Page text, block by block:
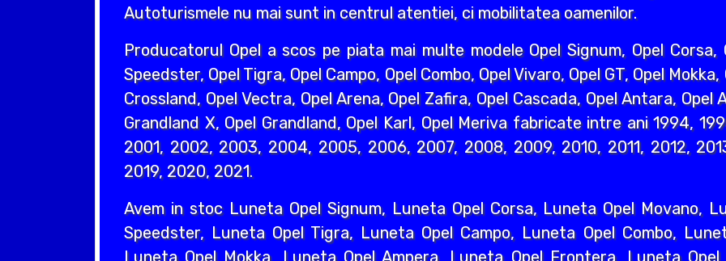
Autoturismele nu mai sunt in centrul atentiei, ci mobilitatea oamenilor.
Producatorul Opel a scos pe piata mai multe modele Opel Signum, Opel Corsa,
Speedster, Opel Tigra, Opel Campo, Opel Combo, Opel Vivaro, Opel GT, Opel
Crossland, Opel Vectra, Opel Arena, Opel Zafira, Opel Cascada, Opel Antara, Opel
Grandland X, Opel Grandland, Opel Karl, Opel Meriva fabricate intre ani 1994,
2001, 2002, 2003, 2004, 2005, 2006, 2007, 2008, 2009, 2010, 2011, 2012,
2019, 2020, 2021.
Avem in stoc Luneta Opel Signum, Luneta Opel Corsa, Luneta Opel Movano,
Speedster, Luneta Opel Tigra, Luneta Opel Campo, Luneta Opel Combo,